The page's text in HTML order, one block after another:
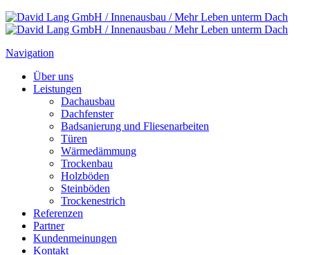
Navigation
Über uns
Leistungen
Dachausbau
Dachfenster
Badsanierung und Fliesenarbeiten
Türen
Wärmedämmung
Trockenbau
Holzböden
Steinböden
Trockenestrich
Referenzen
Partner
Kundenmeinungen
Kontakt